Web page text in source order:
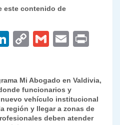
este contenido de
Li
e
dI
n
C
y
Li
n
G
l
E
l
Mi Abogado en Valdivia,
funcionarios y
vehículo institucional
región y llegar a zonas de
deben atender